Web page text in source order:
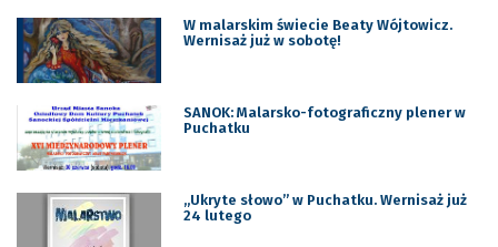
W malarskim świecie Beaty Wójtowicz.
Wernisaż już w sobotę!
SANOK: Malarsko-fotograficzny plener w
Puchatku
„Ukryte słowo” w Puchatku. Wernisaż już
24 lutego